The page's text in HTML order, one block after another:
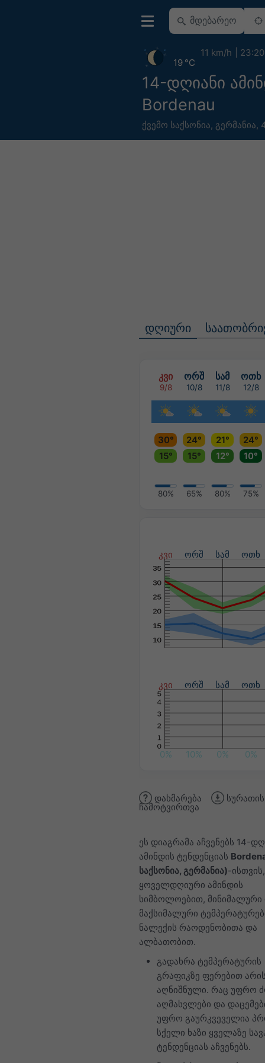
14-დღიანი
Bordenau
ქვემო საქსონია, გერმანია,
19 °C
11 km/h 23:20
დღიური
კვი ორშ სამ ოთხ
9/8 10/8 11/8 12/8
30° 24° 21°
24°
15°
15° 12° 10°
80% 65% 80% 75%
კვი ორშ სამ ოთხ
კვი ორშ სამ ოთხ
0% 10% 0% 0%
დახმარება სურათის
ჩამოტვირთვა
ეს დიაგრამა აჩვენებს 14-
ამინდის ტენდენციას
საქსონია, გერმანია)-ისთვის,
ყოველდღიური ამინდის
სიმბოლოებით, მინიმალური
მაქსიმალური
ნალექის რაოდენობითა და
ალბათობით.
გადახრა ტემპერატურის
გრაფიკზე ფერებით
აღნიშნული. რაც უფრო
აღმასვლები და
უფრო გაურკვეველია
სქელი ხაზი ყველაზე
ტენდენციას აჩვენებს.